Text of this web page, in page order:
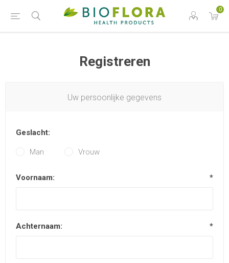
0
Registreren
Uw persoonlijke gegevens
Geslacht:
Man Vrouw
Voornaam: *
Achternaam: *